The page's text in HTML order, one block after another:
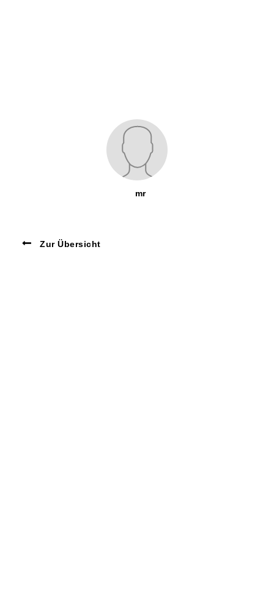
mr
Zur Übersicht